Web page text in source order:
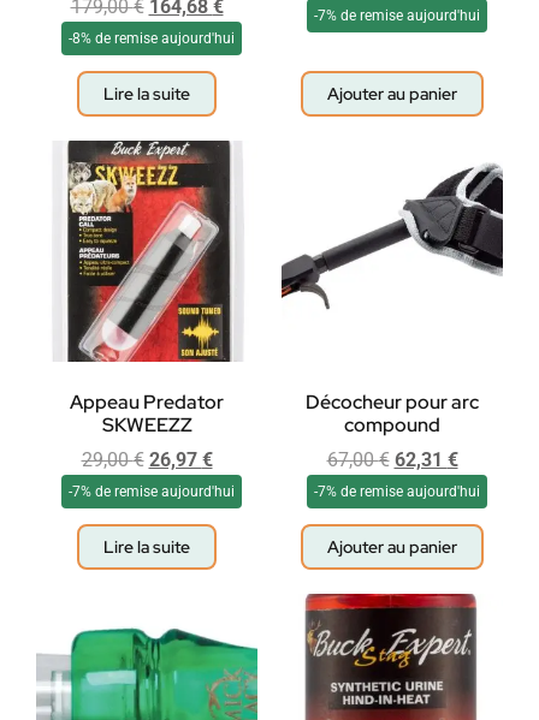
179,00€ 164,68 €
-8% de remise aujourd'hui
Lire la suite
-7% de remise aujourd'hui
Ajouter au panier
Appeau Predator
SKWEEZZ
29,00€ 26,97 €
-7% de remise aujourd'hui
Lire la suite
Décocheur pour arc
compound
67,00€ 62,31 €
-7% de remise aujourd'hui
Ajouter au panier